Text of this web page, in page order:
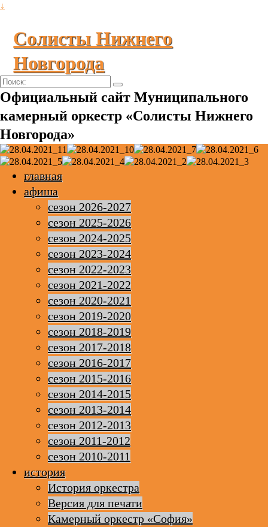
↓
Солисты Нижнего
Новгорода
Поиск:
Официальный сайт Муниципального
камерный оркестр «Солисты Нижнего
Новгорода»
главная
афиша
сезон 2026-2027
сезон 2025-2026
сезон 2024-2025
сезон 2023-2024
сезон 2022-2023
сезон 2021-2022
сезон 2020-2021
сезон 2019-2020
сезон 2018-2019
сезон 2017-2018
сезон 2016-2017
сезон 2015-2016
сезон 2014-2015
сезон 2013-2014
сезон 2012-2013
сезон 2011-2012
сезон 2010-2011
история
История оркестра
Версия для печати
Камерный оркестр «София»